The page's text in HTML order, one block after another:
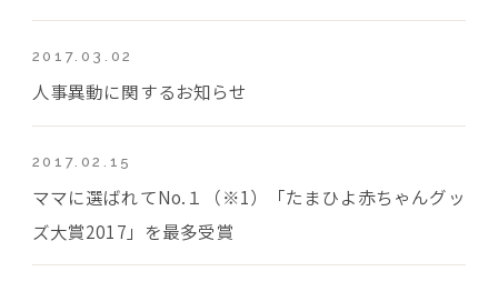
2017.03.02
人事異動に関するお知らせ
2017.02.15
ママに選ばれてNo.１（※1）「たまひよ赤ちゃんグッ
ズ大賞2017」を最多受賞